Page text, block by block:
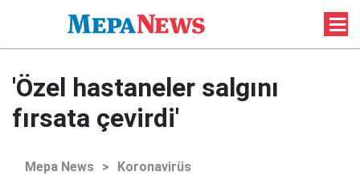
'Özel hastaneler salgını
fırsata çevirdi'
Mepa News > Koronavirüs